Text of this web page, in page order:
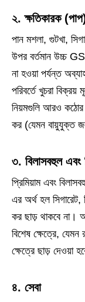
২. ক্ষতিকারক
পান মশলা, গুটখা,
উপর বর্তমান উচ্চ
না হওয়া পর্যন্ত
পরিবর্তে খুচরা
নিয়মগুলি আরও কঠোর
কর (যেমন বায়ুযুক্ত
৩. বিলাসবহুল এবং
প্রিমিয়াম এবং
এর অর্থ হল সিগারেট,
কর ছাড় থাকবে না।
বিশেষ ক্ষেত্রে, যেমন
ক্ষেত্রে ছাড় দেওয়া
৪. সেবা